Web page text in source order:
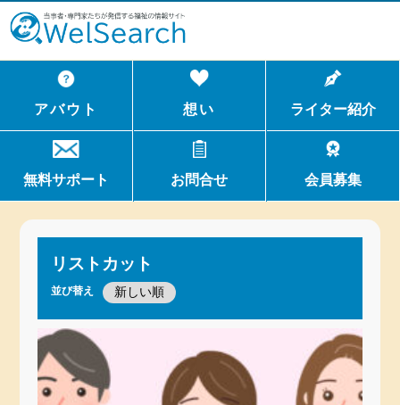
WelSerch
アバウト 想い ライター紹介
無料サポート お問合せ 会員募集
リストカット
並び替え